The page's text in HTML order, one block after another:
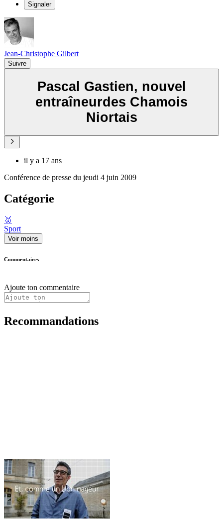
Signaler
Jean-Christophe Gilbert
Suivre
Pascal Gastien, nouvel
entraîneurdes Chamois
Niortais
il y a 17 ans
Conférence de presse du jeudi 4 juin 2009
Catégorie
🥇
Sport
Voir moins
Commentaires
Ajoute ton commentaire
Recommandations